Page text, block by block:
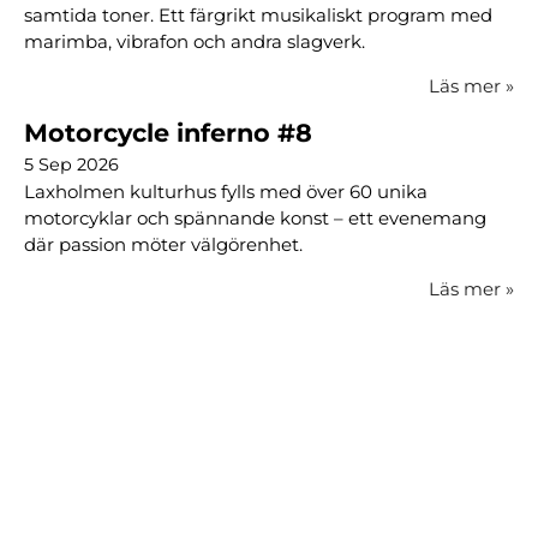
samtida toner. Ett färgrikt musikaliskt program med
marimba, vibrafon och andra slagverk.
Läs mer »
Motorcycle inferno #8
5 Sep 2026
Laxholmen kulturhus fylls med över 60 unika
motorcyklar och spännande konst – ett evenemang
där passion möter välgörenhet.
Läs mer »